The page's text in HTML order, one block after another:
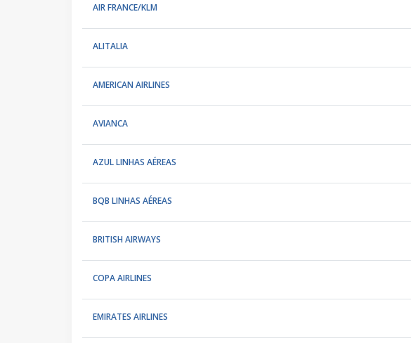
AIR FRANCE/KLM
ALITALIA
AMERICAN AIRLINES
AVIANCA
AZUL LINHAS AÉREAS
BQB LINHAS AÉREAS
BRITISH AIRWAYS
COPA AIRLINES
EMIRATES AIRLINES